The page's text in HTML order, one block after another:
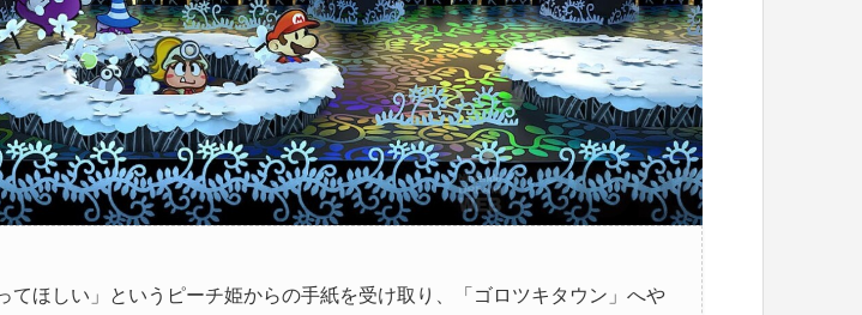
てほしい」というピーチ姫からの手紙を受け取り、「ゴロツキタウン」へや